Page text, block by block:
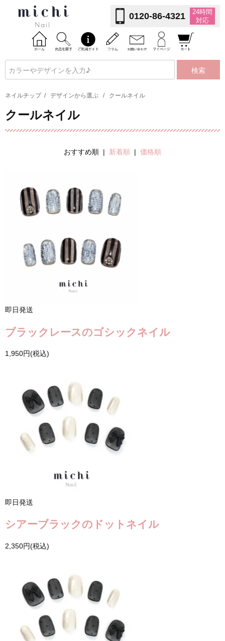
0120-86-4321
24時間
対応
検索
ネイルチップ / デザインから選ぶ / クールネイル
クールネイル
おすすめ順 | 新着順 | 価格順
即日発送
ブラックレースのゴシックネイル
1,950円(税込)
即日発送
シアーブラックのドットネイル
2,350円(税込)